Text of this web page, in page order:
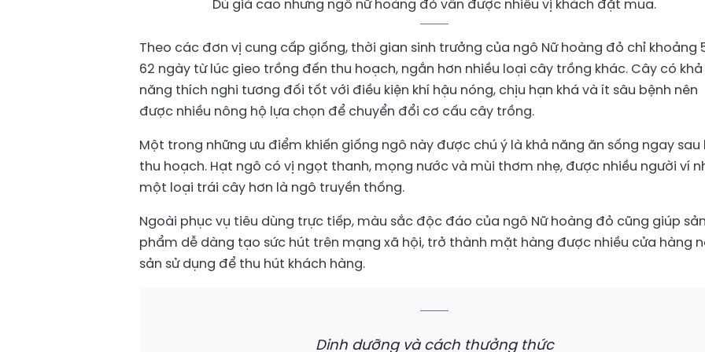
Dù giá cao nhưng ngô nữ hoàng đỏ vẫn được nhiều vị khách đặt mua.
Theo các đơn vị cung cấp giống, thời gian sinh trưởng của ngô Nữ hoàng đỏ chỉ khoảng
62 ngày từ lúc gieo trồng đến thu hoạch, ngắn hơn nhiều loại cây trồng khác. Cây có khả
năng thích nghi tương đối tốt với điều kiện khí hậu nóng, chịu hạn khá và ít sâu bệnh nên
được nhiều nông hộ lựa chọn để chuyển đổi cơ cấu cây trồng.
Một trong những ưu điểm khiến giống ngô này được chú ý là khả năng ăn sống ngay sau
thu hoạch. Hạt ngô có vị ngọt thanh, mọng nước và mùi thơm nhẹ, được nhiều người ví
một loại trái cây hơn là ngô truyền thống.
Ngoài phục vụ tiêu dùng trực tiếp, màu sắc độc đáo của ngô Nữ hoàng đỏ cũng giúp sản
phẩm dễ dàng tạo sức hút trên mạng xã hội, trở thành mặt hàng được nhiều cửa hàng
sản sử dụng để thu hút khách hàng.
Dinh dưỡng và cách thưởng thức